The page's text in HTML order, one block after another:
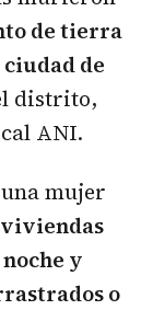
de tierra
de
distrito,
ANI.
mujer
y
o